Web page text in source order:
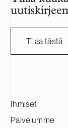
Tilaa tästä
Ihmiset
Palvelumme